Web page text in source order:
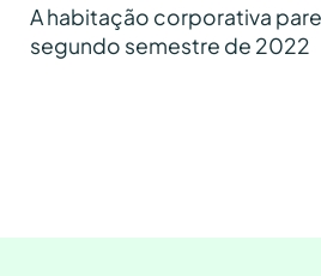
A habitação corporativa
segundo semestre de 2022